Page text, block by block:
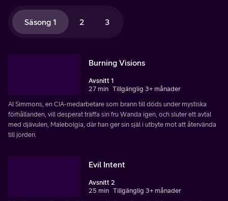
Säsong 1 2 3
Burning Visions
Avsnitt 1
27 min Tillgänglig 3+ månader
Al Simmons, en CIA-medarbetare som brann till döds under mystiska
förhållanden, vill desperat träffa sin fru Wanda igen, och sluter ett avtal
med djävulen, Malebolgia, där han ger sin själ i utbyte mot att återvända
till jorden.
Evil Intent
Avsnitt 2
25 min Tillgänglig 3+ månader